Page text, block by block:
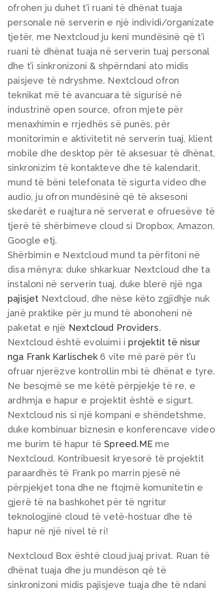
ofrohen ju duhet t’i ruani të dhënat tuaja
personale në serverin e një individi/organizate
tjetër, me Nextcloud ju keni mundësinë që t’i
ruani të dhënat tuaja në serverin tuaj personal
dhe t’i sinkronizoni & shpërndani ato midis
paisjeve të ndryshme. Nextcloud ofron
teknikat më të avancuara të sigurisë në
industrinë open source, ofron mjete për
menaxhimin e rrjedhës së punës, për
monitorimin e aktivitetit në serverin tuaj, klient
mobile dhe desktop për të aksesuar të dhënat,
sinkronizim të kontakteve dhe të kalendarit,
mund të bëni telefonata të sigurta video dhe
audio, ju ofron mundësinë që të aksesoni
skedarët e ruajtura në serverat e ofruesëve të
tjerë të shërbimeve cloud si Dropbox, Amazon,
Google etj.
Shërbimin e Nextcloud mund ta përfitoni në
disa mënyra: duke shkarkuar Nextcloud dhe ta
instaloni në serverin tuaj, duke blerë një nga
pajisjet Nextcloud, dhe nëse këto zgjidhje nuk
janë praktike për ju mund të abonoheni në
paketat e një Nextcloud Providers.
Nextcloud është evoluimi i projektit të nisur
nga Frank Karlischek 6 vite më parë për t’u
ofruar njerëzve kontrollin mbi të dhënat e tyre.
Ne besojmë se me këtë përpjekje të re, e
ardhmja e hapur e projektit është e sigurt.
Nextcloud nis si një kompani e shëndetshme,
duke kombinuar biznesin e konferencave video
me burim të hapur tëSpreed.ME me
Nextcloud. Kontribuesit kryesorë të projektit
paraardhës të Frank po marrin pjesë në
përpjekjet tona dhe ne ftojmë komunitetin e
gjerë të na bashkohet për të ngritur
teknologjinë cloud të vetë-hostuar dhe të
hapur në një nivel të ri!
Nextcloud Box është cloud juaj privat. Ruan të
dhënat tuaja dhe ju mundëson që të
sinkronizoni midis pajisjeve tuaja dhe të ndani